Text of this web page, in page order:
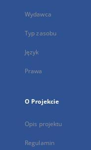
Wydawca
Typ zasobu
Język
Prawa
O Projekcie
Opis projektu
Regulamin